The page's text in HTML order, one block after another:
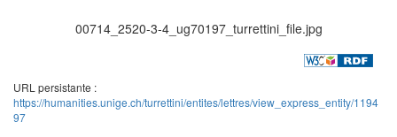
00714_2520-3-4_ug70197_turrettini_file.jpg
URL persistante :
https://humanities.unige.ch/turrettini/entites/lettres/view_express_entity/1194
97